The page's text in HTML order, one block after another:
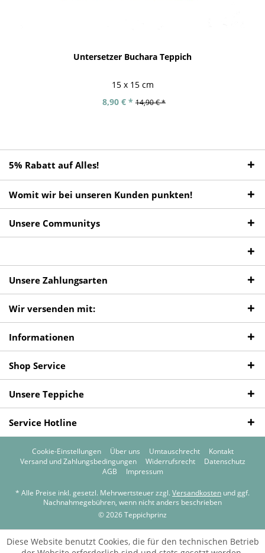
Untersetzer Buchara Teppich
15 x 15 cm
8,90 € * 14,90 € *
5% Rabatt auf Alles!
Womit wir bei unseren Kunden punkten!
Unsere Communitys
Unsere Zahlungsarten
Wir versenden mit:
Informationen
Shop Service
Unsere Teppiche
Service Hotline
Cookie-Einstellungen Über uns Umtauschrecht
Kontakt
Versand und Zahlungsbedingungen
Widerrufsrecht
Datenschutz
AGB
Impressum
* Alle Preise inkl. gesetzl. Mehrwertsteuer zzgl. Versandkosten und ggf.
Nachnahmegebühren, wenn nicht anders beschrieben
© 2026 Teppichprinz
Diese Website benutzt Cookies, die für den technischen Betrieb